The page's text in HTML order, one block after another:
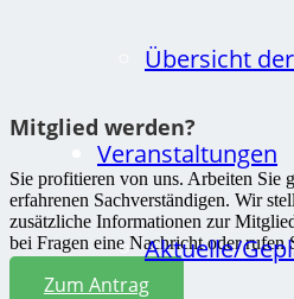
Übersicht
Veranstaltungen
Aktuelle/
Mitglied werden?
Sie profitieren von uns. Arbeiten Sie
erfahrenen Sachverständigen. Wir
zusätzliche Informationen zur
bei Fragen eine Nachricht oder rufen
Zum Antrag